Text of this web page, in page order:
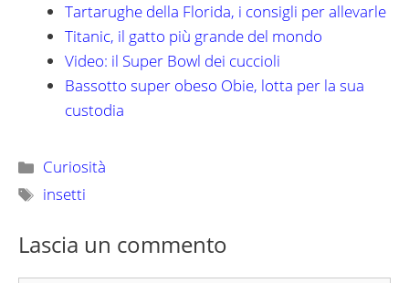
Tartarughe della Florida, i consigli per allevarle
Titanic, il gatto più grande del mondo
Video: il Super Bowl dei cuccioli
Bassotto super obeso Obie, lotta per la sua
custodia
Categorie
Curiosità
Tag
insetti
Lascia un commento